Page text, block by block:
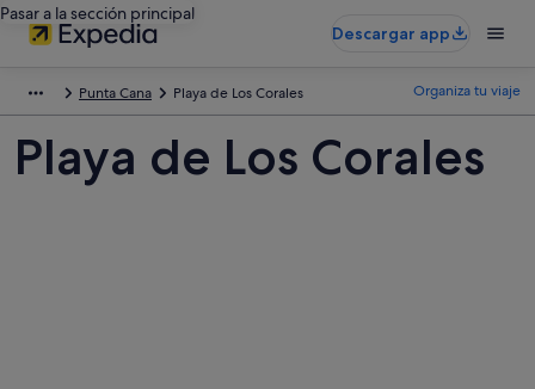
Pasar a la sección principal
Descargar app
Punta Cana Playa de Los Corales Organiza tu viaje
Playa de Los Corales